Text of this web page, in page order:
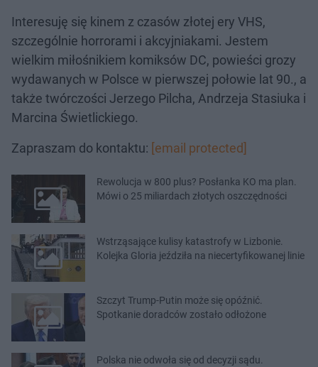
Interesuję się kinem z czasów złotej ery VHS,
szczególnie horrorami i akcyjniakami. Jestem
wielkim miłośnikiem komiksów DC, powieści grozy
wydawanych w Polsce w pierwszej połowie lat 90., a
także twórczości Jerzego Pilcha, Andrzeja Stasiuka i
Marcina Świetlickiego.
Zapraszam do kontaktu: [email protected]
Rewolucja w 800 plus? Posłanka KO ma plan.
Mówi o 25 miliardach złotych oszczędności
Wstrząsające kulisy katastrofy w Lizbonie.
Kolejka Gloria jeździła na niecertyfikowanej linie
Szczyt Trump-Putin może się opóźnić.
Spotkanie doradców zostało odłożone
Polska nie odwoła się od decyzji sądu.